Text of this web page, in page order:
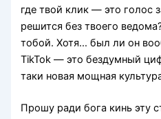
где твой клик — это голос
решится без твоего
тобой. Хотя… был ли он
TikTok — это бездумный
таки новая мощная
Прошу ради бога кинь эту